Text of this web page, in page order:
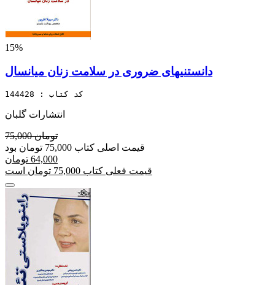
15%
دانستنیهای ضروری در سلامت زنان میانسال
کد کتاب : 144428
انتشارات گلبان
75,000 تومان
قیمت اصلی کتاب 75,000 تومان بود
64,000 تومان
قیمت فعلی کتاب 75,000 تومان است